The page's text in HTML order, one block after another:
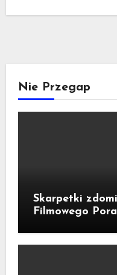
Nie Przegap
Skarpetki
Filmowego